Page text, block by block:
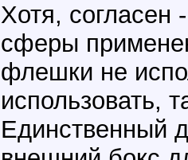
Хотя,
сферы
флешки не
использовать,
Единственный